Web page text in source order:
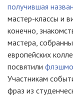
получившая
мастер-классы и
конечно,
мастера,
европейских
посвятили
Участникам
фраз из